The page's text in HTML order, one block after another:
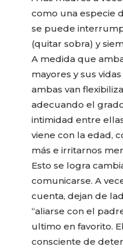
como una especie
se puede
(quitar sobra) y
A medida que
mayores y sus
ambas van
adecuando el
intimidad entre
viene con la edad,
más e irritarnos
Esto se logra
comunicarse. A
cuenta, dejan de
“aliarse con el
ultimo en favorito.
consciente de